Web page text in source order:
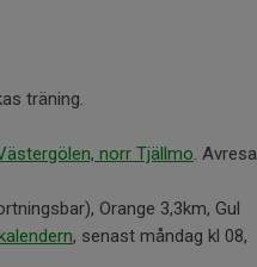
träning.
norr Tjällmo. Avresa
Orange 3,3km, Gul
, senast måndag kl 08,